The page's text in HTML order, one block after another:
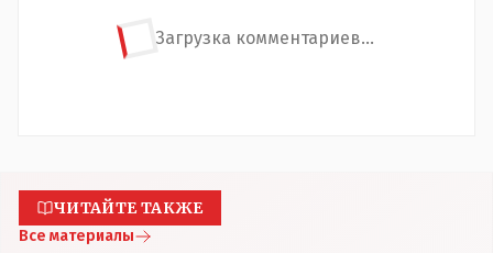
Загрузка комментариев...
ЧИТАЙТЕ ТАКЖЕ
Все материалы